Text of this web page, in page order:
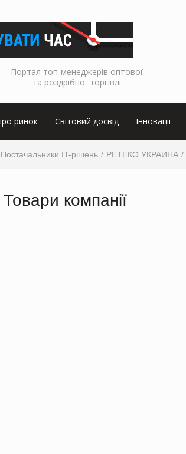
Портал топ-менеджерів оптової
та роздрібної торгівлі
ринок Світовий досвід Інновації
Постачальники IT-рішень РЕТЕКО УКРАИНА
Товари компанії